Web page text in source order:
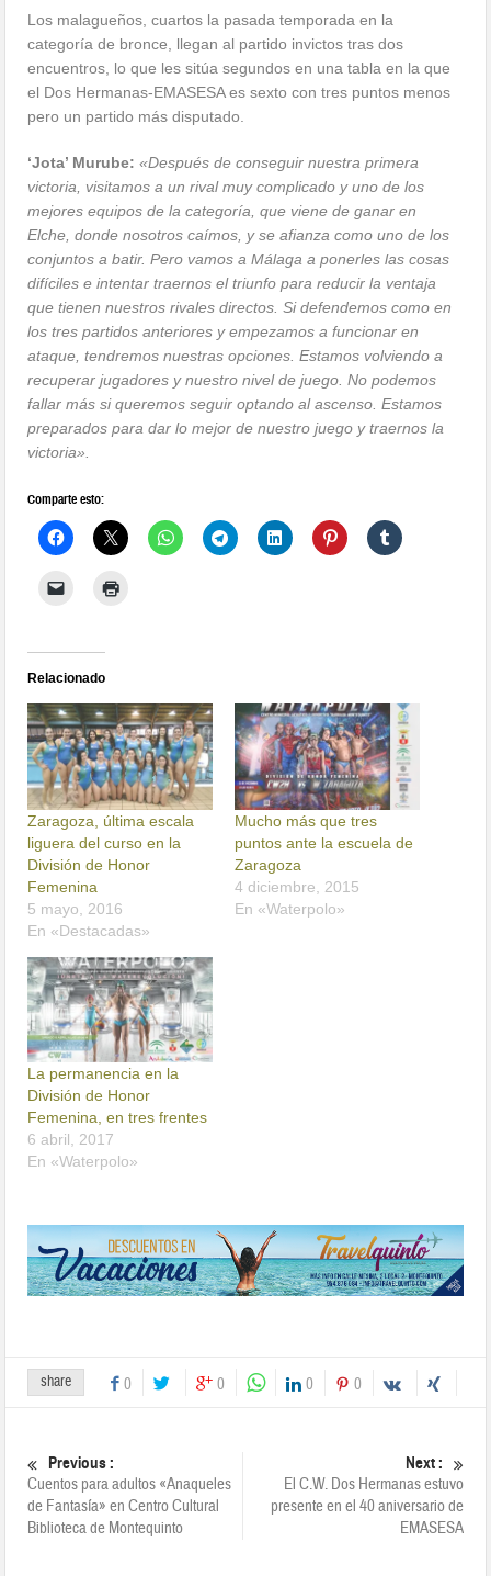
Los malagueños, cuartos la pasada temporada en la
categoría de bronce, llegan al partido invictos tras dos
encuentros, lo que les sitúa segundos en una tabla en la que
el Dos Hermanas-EMASESA es sexto con tres puntos menos
pero un partido más disputado.
‘Jota’ Murube: «Después de conseguir nuestra primera
victoria, visitamos a un rival muy complicado y uno de los
mejores equipos de la categoría, que viene de ganar en
Elche, donde nosotros caímos, y se afianza como uno de los
conjuntos a batir. Pero vamos a Málaga a ponerles las cosas
difíciles e intentar traernos el triunfo para reducir la ventaja
que tienen nuestros rivales directos. Si defendemos como en
los tres partidos anteriores y empezamos a funcionar en
ataque, tendremos nuestras opciones. Estamos volviendo a
recuperar jugadores y nuestro nivel de juego. No podemos
fallar más si queremos seguir optando al ascenso. Estamos
preparados para dar lo mejor de nuestro juego y traernos la
victoria».
Comparte esto:
Relacionado
Zaragoza, última escala
liguera del curso en la
División de Honor
Femenina
5 mayo, 2016
En «Destacadas»
Mucho más que tres
puntos ante la escuela de
Zaragoza
4 diciembre, 2015
En «Waterpolo»
La permanencia en la
División de Honor
Femenina, en tres frentes
6 abril, 2017
En «Waterpolo»
share 0 0 0 0
Previous :
Cuentos para adultos «Anaqueles
de Fantasía» en Centro Cultural
Biblioteca de Montequinto
Next :
El C.W. Dos Hermanas estuvo
presente en el 40 aniversario de
EMASESA